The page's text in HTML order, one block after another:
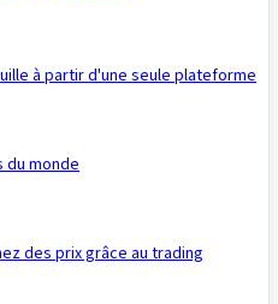
à partir d'une seule plateforme
du monde
des prix grâce au trading